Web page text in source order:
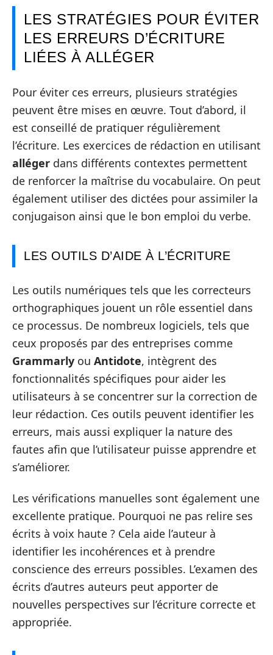
LES STRATÉGIES POUR ÉVITER
LES ERREURS D’ÉCRITURE
LIÉES À ALLÉGER
Pour éviter ces erreurs, plusieurs stratégies
peuvent être mises en œuvre. Tout d’abord, il
est conseillé de pratiquer régulièrement
l’écriture. Les exercices de rédaction en utilisant
alléger dans différents contextes permettent
de renforcer la maîtrise du vocabulaire. On peut
également utiliser des dictées pour assimiler la
conjugaison ainsi que le bon emploi du verbe.
LES OUTILS D’AIDE À L’ÉCRITURE
Les outils numériques tels que les correcteurs
orthographiques jouent un rôle essentiel dans
ce processus. De nombreux logiciels, tels que
ceux proposés par des entreprises comme
Grammarly ou Antidote, intègrent des
fonctionnalités spécifiques pour aider les
utilisateurs à se concentrer sur la correction de
leur rédaction. Ces outils peuvent identifier les
erreurs, mais aussi expliquer la nature des
fautes afin que l’utilisateur puisse apprendre et
s’améliorer.
Les vérifications manuelles sont également une
excellente pratique. Pourquoi ne pas relire ses
écrits à voix haute ? Cela aide l’auteur à
identifier les incohérences et à prendre
conscience des erreurs possibles. L’examen des
écrits d’autres auteurs peut apporter de
nouvelles perspectives sur l’écriture correcte et
appropriée.